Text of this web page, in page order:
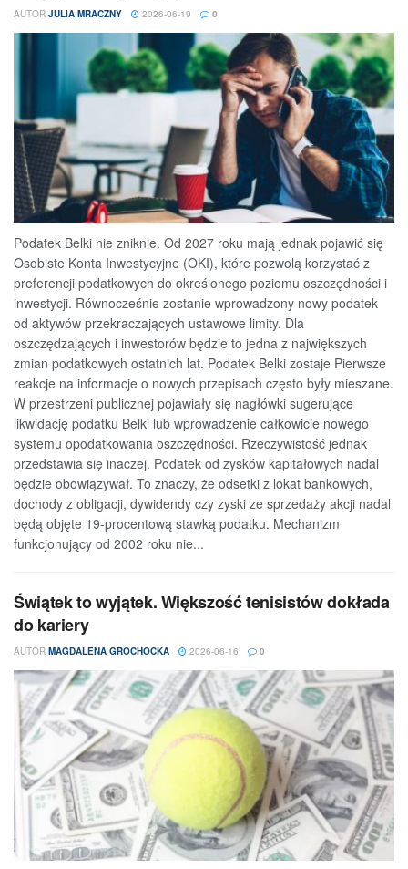
AUTOR JULIA MRACZNY 2026-06-19 0
Podatek Belki nie zniknie. Od 2027 roku mają jednak pojawić się
Osobiste Konta Inwestycyjne (OKI), które pozwolą korzystać z
preferencji podatkowych do określonego poziomu oszczędności i
inwestycji. Równocześnie zostanie wprowadzony nowy podatek
od aktywów przekraczających ustawowe limity. Dla
oszczędzających i inwestorów będzie to jedna z największych
zmian podatkowych ostatnich lat. Podatek Belki zostaje Pierwsze
reakcje na informacje o nowych przepisach często były mieszane.
W przestrzeni publicznej pojawiały się nagłówki sugerujące
likwidację podatku Belki lub wprowadzenie całkowicie nowego
systemu opodatkowania oszczędności. Rzeczywistość jednak
przedstawia się inaczej. Podatek od zysków kapitałowych nadal
będzie obowiązywał. To znaczy, że odsetki z lokat bankowych,
dochody z obligacji, dywidendy czy zyski ze sprzedaży akcji nadal
będą objęte 19-procentową stawką podatku. Mechanizm
funkcjonujący od 2002 roku nie...
Świątek to wyjątek. Większość tenisistów dokłada
do kariery
AUTOR MAGDALENA GROCHOCKA 2026-06-16 0